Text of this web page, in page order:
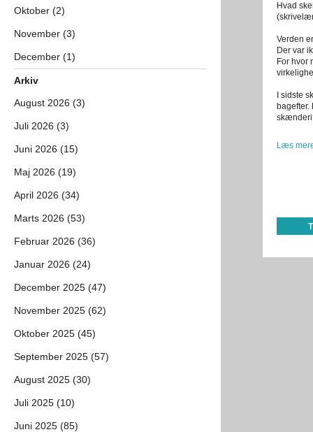
Hvad
Verden
Der var
For hvor
I sidste
Læs
Oktober (2)
November (3)
December (1)
Arkiv
August 2026 (3)
Juli 2026 (3)
Juni 2026 (15)
Maj 2026 (19)
April 2026 (34)
Marts 2026 (53)
Februar 2026 (36)
Januar 2026 (24)
December 2025 (47)
November 2025 (62)
Oktober 2025 (45)
September 2025 (57)
August 2025 (30)
Juli 2025 (10)
Juni 2025 (85)